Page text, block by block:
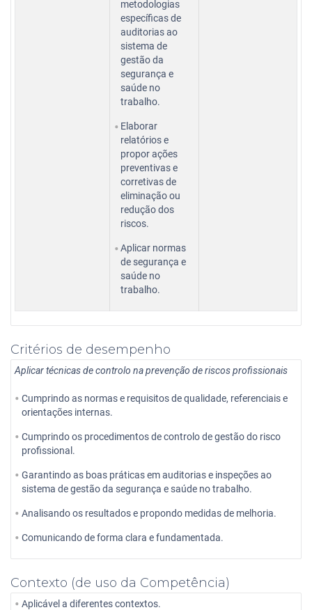
metodologias
específicas de
auditorias ao
sistema de
gestão da
segurança e
saúde no
trabalho.
Elaborar
relatórios e
propor ações
preventivas e
corretivas de
eliminação ou
redução dos
riscos.
Aplicar normas
de segurança e
saúde no
trabalho.
Critérios de desempenho
Aplicar técnicas de controlo na prevenção de riscos profissionais
Cumprindo as normas e requisitos de qualidade, referenciais e
orientações internas.
Cumprindo os procedimentos de controlo de gestão do risco
profissional.
Garantindo as boas práticas em auditorias e inspeções ao
sistema de gestão da segurança e saúde no trabalho.
Analisando os resultados e propondo medidas de melhoria.
Comunicando de forma clara e fundamentada.
Contexto (de uso da Competência)
Aplicável a diferentes contextos.